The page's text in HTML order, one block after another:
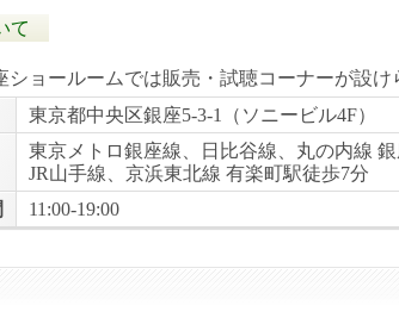
て
ショールームでは販売・試聴コーナーが設け
東京都中央区銀座5-3-1（ソニービル4F）
東京メトロ銀座線、日比谷線、丸の内線
JR山手線、京浜東北線 有楽町駅徒歩7分
11:00-19:00